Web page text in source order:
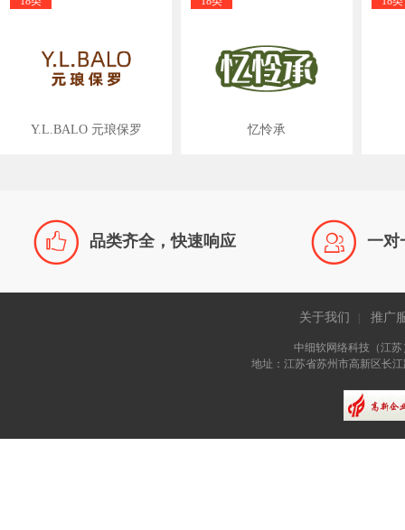
Y.L.BALO 元琅保罗 忆怜承
 品类齐全，快速响应  一对
关于我们 推广
中细软网络科技（江
地址：江苏省苏州市高新区长